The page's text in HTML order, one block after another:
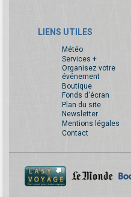
LIENS UTILES
Météo
Services +
Organisez votre
événement
Boutique
Fonds d'écran
Plan du site
Newsletter
Mentions légales
Contact